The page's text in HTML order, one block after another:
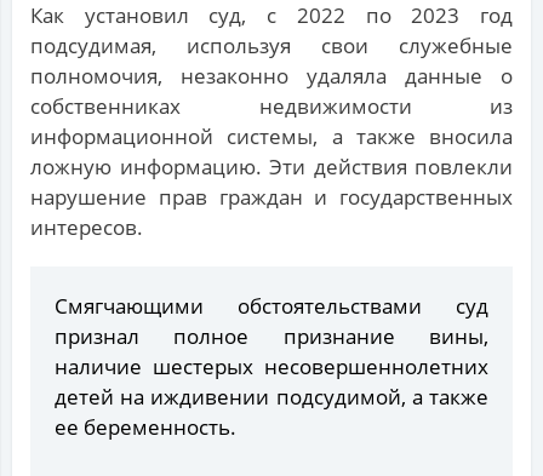
Как установил суд, с 2022 по 2023 год
подсудимая, используя свои служебные
полномочия, незаконно удаляла данные о
собственниках недвижимости из
информационной системы, а также вносила
ложную информацию. Эти действия повлекли
нарушение прав граждан и государственных
интересов.
Смягчающими обстоятельствами суд
признал полное признание вины,
наличие шестерых несовершеннолетних
детей на иждивении подсудимой, а также
ее беременность.